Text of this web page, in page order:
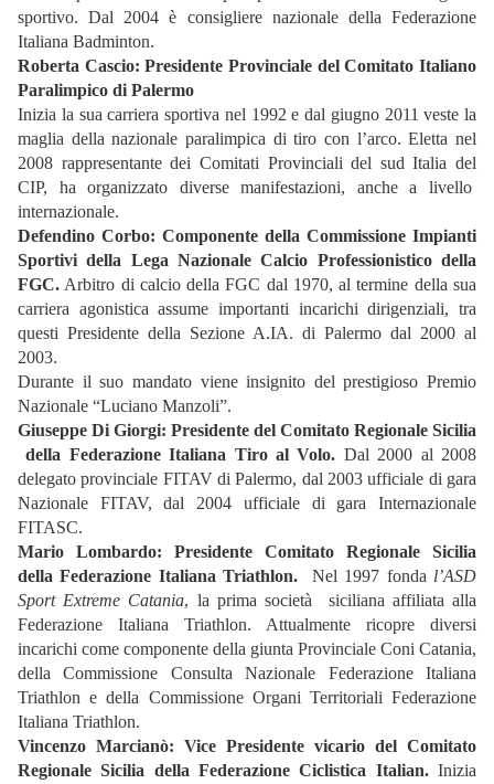
sportivo. Dal 2004 è consigliere nazionale della Federazione
Italiana Badminton.
Roberta Cascio: Presidente Provinciale del Comitato Italiano
Paralimpico di Palermo
Inizia la sua carriera sportiva nel 1992 e dal giugno 2011 veste la
maglia della nazionale paralimpica di tiro con l’arco. Eletta nel
2008 rappresentante dei Comitati Provinciali del sud Italia del
CIP, ha organizzato diverse manifestazioni, anche a livello
internazionale.
Defendino Corbo: Componente della Commissione Impianti
Sportivi della Lega Nazionale Calcio Professionistico della
FGC. Arbitro di calcio della FGC dal 1970, al termine della sua
carriera agonistica assume importanti incarichi dirigenziali, tra
questi Presidente della Sezione A.IA. di Palermo dal 2000 al
2003.
Durante il suo mandato viene insignito del prestigioso Premio
Nazionale “Luciano Manzoli”.
Giuseppe Di Giorgi: Presidente del Comitato Regionale Sicilia
della Federazione Italiana Tiro al Volo. Dal 2000 al 2008
delegato provinciale FITAV di Palermo, dal 2003 ufficiale di gara
Nazionale FITAV, dal 2004 ufficiale di gara Internazionale
FITASC.
Mario Lombardo: Presidente Comitato Regionale Sicilia
della Federazione Italiana Triathlon.
Nel 1997 fonda l’ASD
Sport Extreme Catania, la prima società siciliana affiliata alla
Federazione Italiana Triathlon. Attualmente ricopre diversi
incarichi come componente della giunta Provinciale Coni Catania,
della Commissione Consulta Nazionale Federazione Italiana
Triathlon e della Commissione Organi Territoriali Federazione
Italiana Triathlon.
Vincenzo Marcianò: Vice Presidente vicario del Comitato
Regionale Sicilia della Federazione Ciclistica Italian.Inizia